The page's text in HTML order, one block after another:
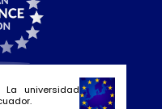
La universidad